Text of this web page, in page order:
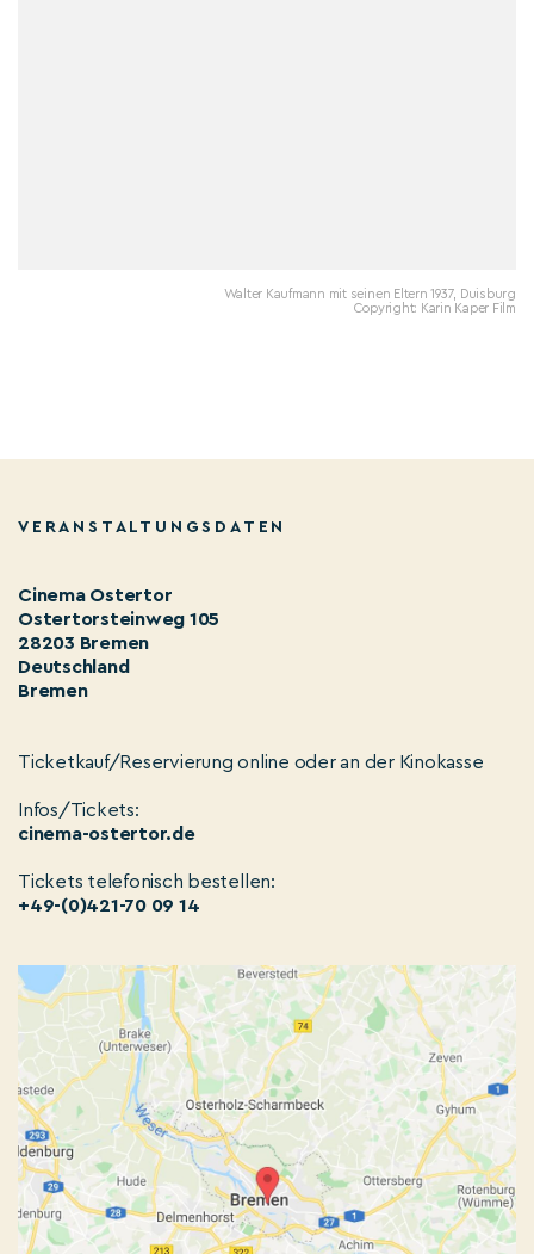
Walter Kaufmann mit seinen Eltern 1937, Duisburg
Copyright: Karin Kaper Film
VERANSTALTUNGSDATEN
Cinema Ostertor
Ostertorsteinweg 105
28203 Bremen
Deutschland
Bremen
Ticketkauf/Reservierung online oder an der Kinokasse
Infos/Tickets:
cinema-ostertor.de
Tickets telefonisch bestellen:
+49-(0)421-70 09 14